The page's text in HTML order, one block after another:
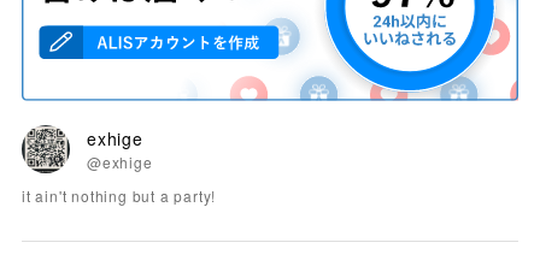
exhige
@exhige
it ain't nothing but a party!